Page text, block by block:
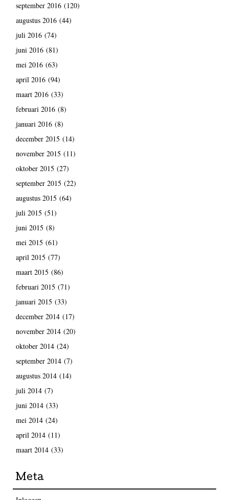
september 2016(120)
augustus 2016(44)
juli 2016(74)
juni 2016(81)
mei 2016(63)
april 2016(94)
maart 2016(33)
februari 2016(8)
januari 2016(8)
december 2015 (14)
november 2015 (11)
oktober 2015 (27)
september 2015 (22)
augustus 2015 (64)
juli 2015 (51)
juni 2015 (8)
mei 2015 (61)
april 2015 (77)
maart 2015 (86)
februari 2015 (71)
januari 2015 (33)
december 2014(17)
november 2014(20)
oktober 2014(24)
september 2014(7)
augustus 2014(14)
juli 2014(7)
juni 2014(33)
mei 2014(24)
april 2014(11)
maart 2014(33)
Meta